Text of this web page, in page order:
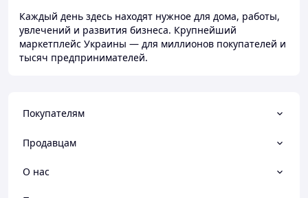
Каждый день здесь находят нужное для дома, работы,
увлечений и развития бизнеса. Крупнейший
маркетплейс Украины — для миллионов покупателей и
тысяч предпринимателей.
Покупателям
Продавцам
О нас